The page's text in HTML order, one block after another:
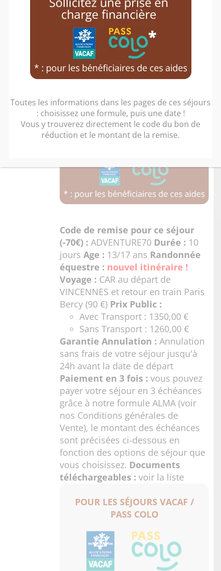
Code de remise pour ce séjour
(-70€) : ADVENTURE70 Durée : 10
joursAge : 13/17 ans Randonnée
équestre : nouvel itinéraire !
Voyage : CAR au départ de
VINCENNES et retour en train Paris
Bercy (90 €) Prix Public :
Avec Transport : 1350,00 €
Sans Transport : 1260,00 €
Garantie Annulation : Annulation
sans frais de votre séjour jusqu'à
24h avant la date de départ
Paiement en 3 fois : vous pouvez
payer votre séjour en 3 échéances
grâce à notre formule ALMA (voir
nos Conditions générales de
Vente), le montant des échéances
sont précisées ci-dessous en
fonction des options de séjour que
vous choisissez. Documents
téléchargeables : voir la liste
POUR LES SÉJOURS VACAF /
PASS COLO
Toutes les informations dans les pages de ces séjours
: choisissez une formule, puis une date !
Vous y trouverez directement le code du bon de
réduction et le montant de la remise.